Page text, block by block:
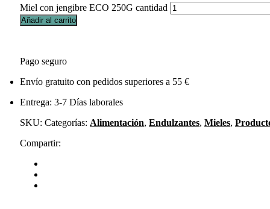
Miel con jengibre ECO 250G cantidad
Añadir al carrito
Pago seguro
Envío gratuito con pedidos superiores a 55 €
Entrega: 3-7 Días laborales
SKU: Categorías: Alimentación, Endulzantes, Mieles,
Compartir: